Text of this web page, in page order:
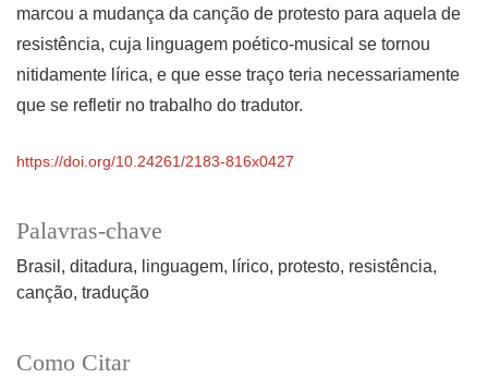
Palavras-chave
Brasil ditadura linguagem lírico protesto resistência
canção tradução
Como Citar
marcou a mudança da canção de protesto para aquela de
resistência, cuja linguagem poético-musical se tornou
nitidamente lírica, e que esse traço teria necessariamente
que se refletir no trabalho do tradutor.
https://doi.org/10.24261/2183-816x0427